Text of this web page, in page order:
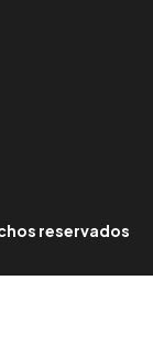
reservados